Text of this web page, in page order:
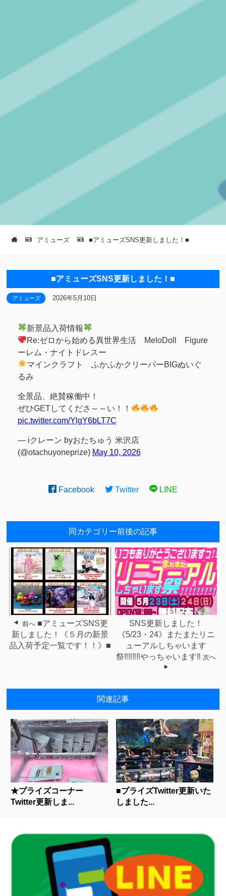
アミューズ ■アミューズSNS更新しました！■
■アミューズSNS更新しました！■
アミューズ 2026年5月10日
新景品入荷情報
Re:ゼロから始める異世界生活 MeloDoll Figure
ーレム・ナイトドレスー
マインクラフト ふかふかクリーパーBIGぬいぐ
るみ
全景品、絶賛稼働中！
ぜひGETしてくださ～～い！！
pic.twitter.com/YlgY6bLT7C
— iクレーン byおたちゅう 米沢店
(@otachuyoneprize) May 10, 2026
Facebook Twitter LINE
同カテゴリー前後の記事
前へ ■アミューズSNS更
新しました！《５月の新景
品入荷予定一覧です！！》■
SNS更新しました！
《5/23・24》またまたリニ
ューアルしちゃいます
祭‼‼‼‼やっちゃいます‼ 次へ
関連記事
★プライズコーナー
Twitter更新しま...
■プライズTwitter更新いた
しました...